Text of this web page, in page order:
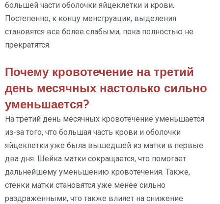
большей части оболочки яйцеклетки и крови.
Постепенно, к концу менструации, выделения
становятся все более слабыми, пока полностью не
прекратятся.
Почему кровотечение на третий
день месячных настолько сильно
уменьшается?
На третий день месячных кровотечение уменьшается
из-за того, что большая часть крови и оболочки
яйцеклетки уже была вышедшей из матки в первые
два дня. Шейка матки сокращается, что помогает
дальнейшему уменьшению кровотечения. Также,
стенки матки становятся уже менее сильно
раздраженными, что также влияет на снижение